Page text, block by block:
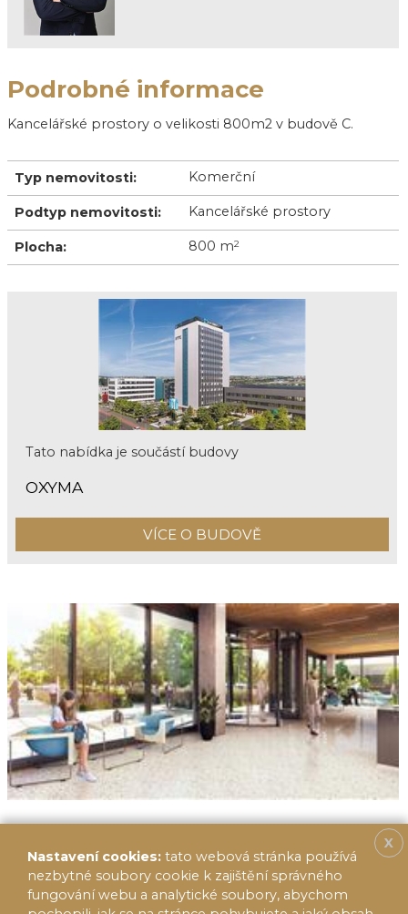
Podrobné informace
Kancelářské prostory o velikosti 800m2 v budově C.
Typ nemovitosti: Komerční
Podtyp nemovitosti: Kancelářské prostory
Plocha: 800 m2
Tato nabídka je součástí budovy
OXYMA
VÍCE O BUDOVĚ
X
Nastavení cookies: tato webová stránka používá
nezbytné soubory cookie k zajištění správného
fungování webu a analytické soubory, abychom